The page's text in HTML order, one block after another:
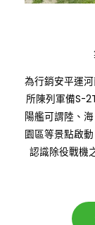
為行銷安平運
所陳列軍備S-
陽艦可謂陸、
園區等景點啟
認識除役戰機